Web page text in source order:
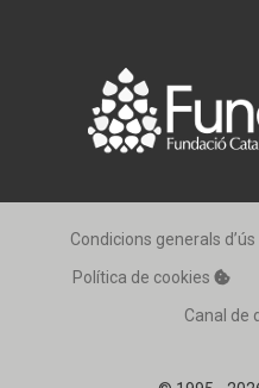
Condicions generals d’ús
Política de cookies
Canal de